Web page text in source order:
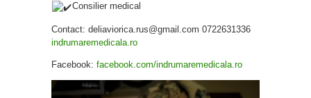
Consilier medical
Contact: deliaviorica.rus@gmail.com 0722631336
indrumaremedicala.ro
Facebook: facebook.com/indrumaremedicala.ro